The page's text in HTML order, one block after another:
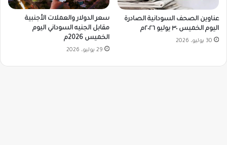
عناوين الصحف السودانية الصادرة
اليوم الخميس ٣٠ يوليو ٢٠٢٦م
30 يوليو، 2026
سعر الدولار والعملات الأجنبية
مقابل الجنيه السوداني اليوم
الخميس 2026م
29 يوليو، 2026